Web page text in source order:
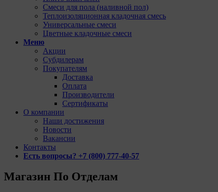
Смеси для пола (наливной пол)
Теплоизоляционная кладочная смесь
Универсальные смеси
Цветные кладочные смеси
Меню
Акции
Субдилерам
Покупателям
Доставка
Оплата
Производители
Сертификаты
О компании
Наши достижения
Новости
Вакансии
Контакты
Есть вопросы? +7 (800) 777-40-57
Магазин По Отделам